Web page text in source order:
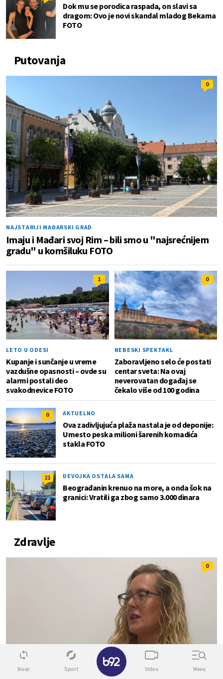
Dok mu se porodica raspada, on slavi sa
dragom: Ovo je novi skandal mladog Bekama
FOTO
Putovanja
0
NAJSTARIJI MAĐARSKI GRAD
Imaju i Mađari svoj Rim – bili smo u "najsrećnijem
gradu" u komšiluku FOTO
1
LETO U ODESI
Kupanje i sunčanje u vreme
vazdušne opasnosti – ovde su
alarmi postali deo
svakodnevice FOTO
0
NEBESKI SPEKTAKL
Zaboravljeno selo će postati
centar sveta: Na ovaj
neverovatan događaj se
čekalo više od 100 godina
0 AKTUELNO
Ova zadivljujuća plaža nastala je od deponije:
Umesto peska milioni šarenih komadića
stakla FOTO
21 DEVOJKA OSTALA SAMA
Beograđanin krenuo na more, a onda šok na
granici: Vratili ga zbog samo 3.000 dinara
Zdravlje
0
Novo Sport Video Menu
✕